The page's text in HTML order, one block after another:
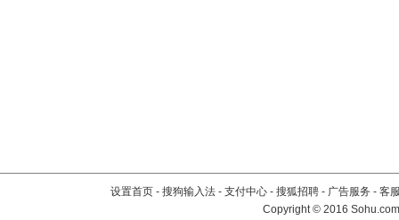
设置首页 - 搜狗输入法 - 支付中心 - 搜狐招聘 - 广告服务 - 客
Copyright©2016